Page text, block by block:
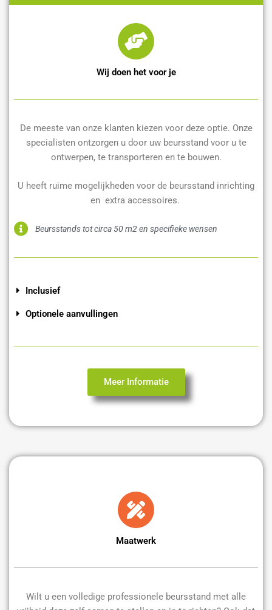
Wij doen het voor je
De meeste van onze klanten kiezen voor deze optie. Onze
specialisten ontzorgen u door uw beursstand voor u te
ontwerpen, te transporteren en te bouwen.
U heeft ruime mogelijkheden voor de beursstand inrichting
en extra accessoires.
Beursstands tot circa 50 m2 en specifieke wensen
Inclusief
Optionele aanvullingen
Meer Informatie
Maatwerk
Wilt u een volledige professionele beursstand met alle